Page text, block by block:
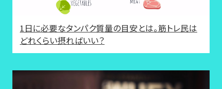
1日に必要なタンパク質量の目安とは。筋トレ民は
どれくらい摂ればいい？